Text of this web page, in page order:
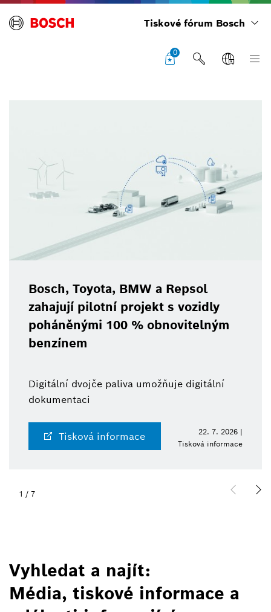
Tiskové fórum Bosch
0
Bosch, Toyota, BMW a Repsol
zahajují pilotní projekt s vozidly
poháněnými 100 % obnovitelným
benzínem
Digitální dvojče paliva umožňuje digitální
dokumentaci
Tisková informace
22. 7. 2026 |
Tisková informace
1 / 7
Vyhledat a najít:
Média, tiskové informace a